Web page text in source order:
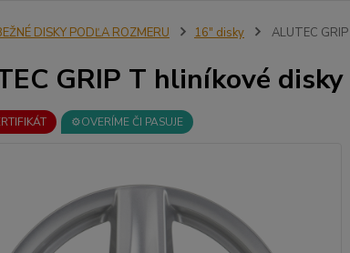
DISKY PODĽA ROZMERU 16" disky ALUTEC
GRIP T hliníkové
⚙️OVERÍME ČI PASUJE